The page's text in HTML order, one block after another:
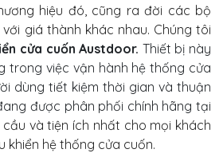
hiệu đó, cũng ra đời các bộ
giá thành khác nhau. Chúng tôi
cửa cuốn Austdoor. Thiết bị này
trong việc vận hành hệ thống cửa
dùng tiết kiệm thời gian và thuận
được phân phối chính hãng tại
và tiện ích nhất cho mọi khách
khiển hệ thống cửa cuốn.